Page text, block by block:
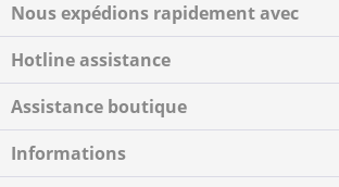
Nous expédions rapidement avec
Hotline assistance
Assistance boutique
Informations